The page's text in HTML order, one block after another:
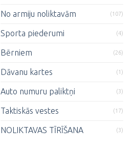
No armiju noliktavām (107)
Sporta piederumi (4)
Bērniem (26)
Dāvanu kartes (1)
Auto numuru paliktņi (3)
Taktiskās vestes (17)
NOLIKTAVAS TĪRĪŠANA (3)